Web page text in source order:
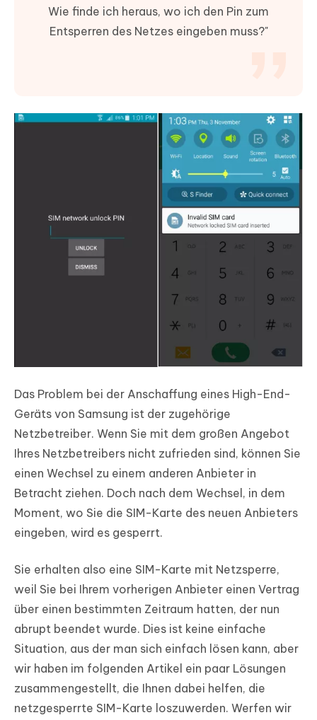
Wie finde ich heraus, wo ich den Pin zum
Entsperren des Netzes eingeben muss?"
Das Problem bei der Anschaffung eines High-End-
Geräts von Samsung ist der zugehörige
Netzbetreiber. Wenn Sie mit dem großen Angebot
Ihres Netzbetreibers nicht zufrieden sind, können Sie
einen Wechsel zu einem anderen Anbieter in
Betracht ziehen. Doch nach dem Wechsel, in dem
Moment, wo Sie die SIM-Karte des neuen Anbieters
eingeben, wird es gesperrt.
Sie erhalten also eine SIM-Karte mit Netzsperre,
weil Sie bei Ihrem vorherigen Anbieter einen Vertrag
über einen bestimmten Zeitraum hatten, der nun
abrupt beendet wurde. Dies ist keine einfache
Situation, aus der man sich einfach lösen kann, aber
wir haben im folgenden Artikel ein paar Lösungen
zusammengestellt, die Ihnen dabei helfen, die
netzgesperrte SIM-Karte loszuwerden. Werfen wir